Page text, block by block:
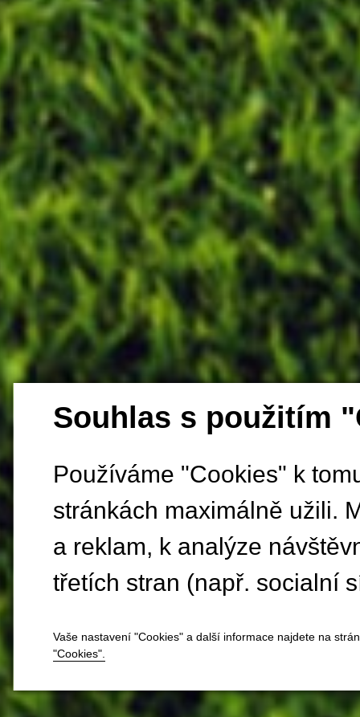
Souhlas s použitím
Používáme "Cookies" k
stránkách maximálně užili.
a reklam, k analýze
třetích stran (např. socialní
Vaše nastavení "Cookies" a další informace najdete na
"Cookies".